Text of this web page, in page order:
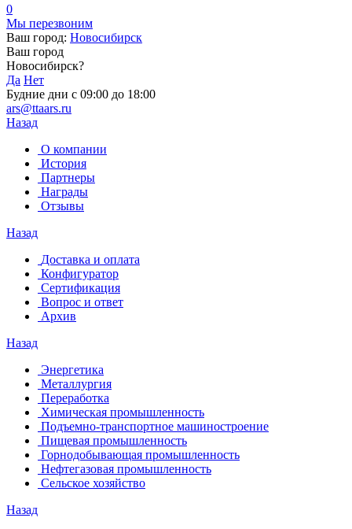
0
Мы перезвоним
Ваш город: Новосибирск
Ваш город
Новосибирск?
Да Нет
Будние дни с 09:00 до 18:00
ars@ttaars.ru
Назад
О компании
История
Партнеры
Награды
Отзывы
Назад
Доставка и оплата
Конфигуратор
Сертификация
Вопрос и ответ
Архив
Назад
Энергетика
Металлургия
Переработка
Химическая промышленность
Подъемно-транспортное машиностроение
Пищевая промышленность
Горнодобывающая промышленность
Нефтегазовая промышленность
Сельское хозяйство
Назад